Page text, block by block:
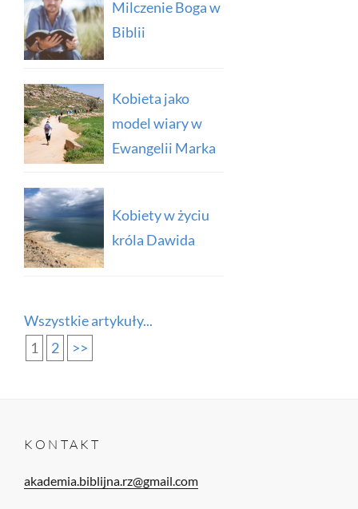
Milczenie Boga w
Biblii
Kobieta jako
model wiary w
Ewangelii Marka
Kobiety w życiu
króla Dawida
Wszystkie artykuły...
1
2 >>
KONTAKT
akademia.biblijna.rz@gmail.com